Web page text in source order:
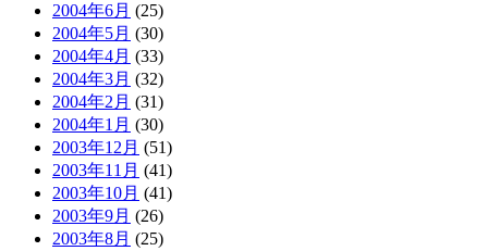
2004年6月 (25)
2004年5月 (30)
2004年4月 (33)
2004年3月 (32)
2004年2月 (31)
2004年1月 (30)
2003年12月 (51)
2003年11月 (41)
2003年10月 (41)
2003年9月 (26)
2003年8月 (25)